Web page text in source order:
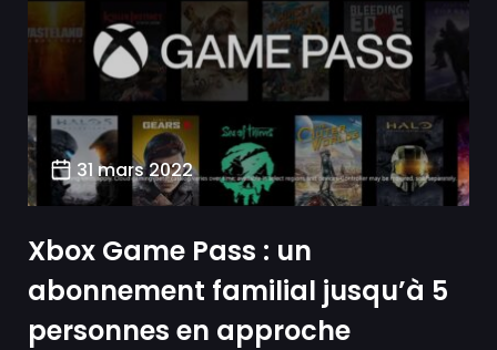
31 mars 2022
Xbox Game Pass : un
abonnement familial jusqu’à 5
personnes en approche